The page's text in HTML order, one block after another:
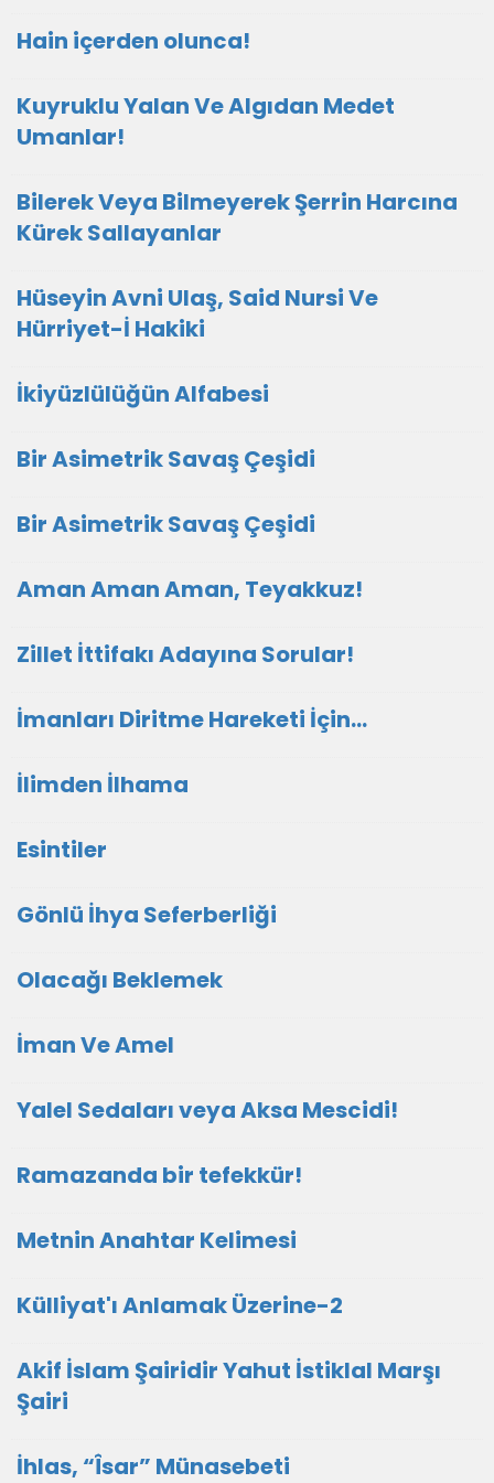
Hain içerden olunca!
Kuyruklu Yalan Ve Algıdan Medet
Umanlar!
Bilerek Veya Bilmeyerek Şerrin Harcına
Kürek Sallayanlar
Hüseyin Avni Ulaş, Said Nursi Ve
Hürriyet-İ Hakiki
İkiyüzlülüğün Alfabesi
Bir Asimetrik Savaş Çeşidi
Bir Asimetrik Savaş Çeşidi
Aman Aman Aman, Teyakkuz!
Zillet İttifakı Adayına Sorular!
İmanları Diritme Hareketi İçin...
İlimden İlhama
Esintiler
Gönlü İhya Seferberliği
Olacağı Beklemek
İman Ve Amel
Yalel Sedaları veya Aksa Mescidi!
Ramazanda bir tefekkür!
Metnin Anahtar Kelimesi
Külliyat'ı Anlamak Üzerine-2
Akif İslam Şairidir Yahut İstiklal Marşı
Şairi
İhlas, “Îsar” Münasebeti